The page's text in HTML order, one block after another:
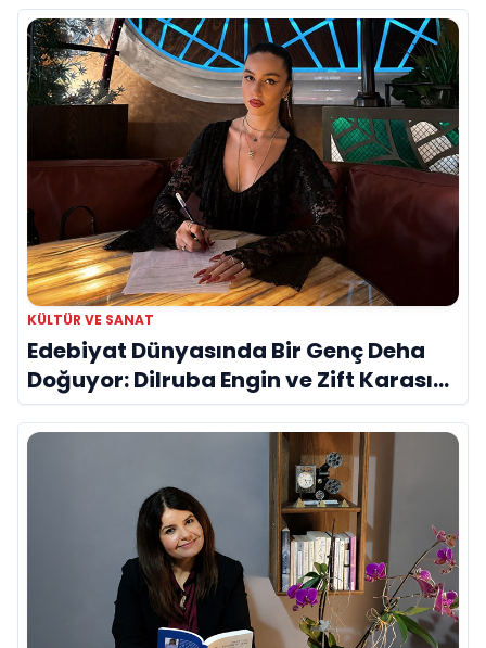
KÜLTÜR VE SANAT
Edebiyat Dünyasında Bir Genç Deha
Doğuyor: Dilruba Engin ve Zift Karası
Evreni ‘AVENOİR’